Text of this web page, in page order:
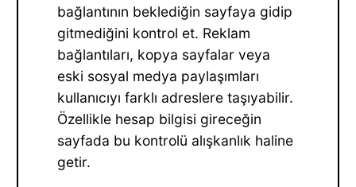
bağlantının beklediğin sayfaya gidip
gitmediğini kontrol et. Reklam
bağlantıları, kopya sayfalar veya
eski sosyal medya paylaşımları
kullanıcıyı farklı adreslere taşıyabilir.
Özellikle hesap bilgisi gireceğin
sayfada bu kontrolü alışkanlık haline
getir.